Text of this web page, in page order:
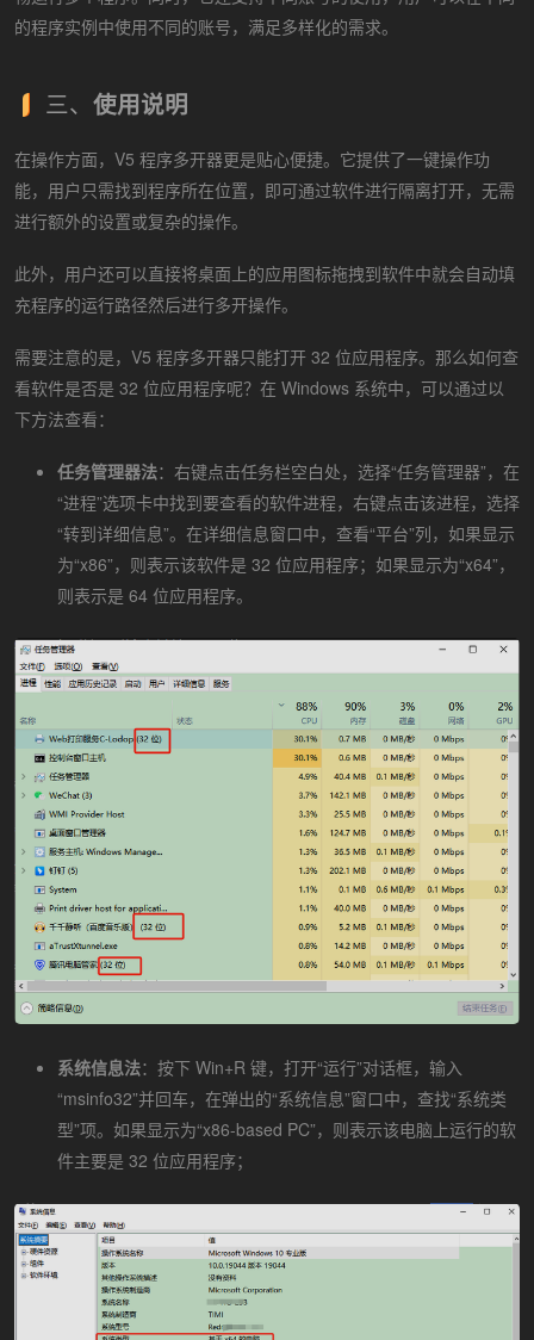
的程序实例中使用不同的账号，满足多样化的需求。
三、 使用说明
在操作方面，V5 程序多开器更是贴心便捷。它提供了一键操作功
能，用户只需找到程序所在位置，即可通过软件进行隔离打开，无需
进行额外的设置或复杂的操作。
此外，用户还可以直接将桌面上的应用图标拖拽到软件中就会自动填
充程序的运行路径然后进行多开操作。
需要注意的是，V5 程序多开器只能打开 32 位应用程序。那么如何查
看软件是否是 32 位应用程序呢？在 Windows 系统中，可以通过以
下方法查看：
任务管理器法：右键点击任务栏空白处，选择“任务管理器”，在
“进程”选项卡中找到要查看的软件进程，右键点击该进程，选择
“转到详细信息”。在详细信息窗口中，查看“平台”列，如果显示
为“x86”，则表示该软件是 32 位应用程序；如果显示为“x64”，
则表示是 64 位应用程序。
系统信息法：按下 Win+R 键，打开“运行”对话框，输入
“msinfo32”并回车，在弹出的“系统信息”窗口中，查找“系统类
型”项。如果显示为“x86-based PC”，则表示该电脑上运行的软
件主要是 32 位应用程序；